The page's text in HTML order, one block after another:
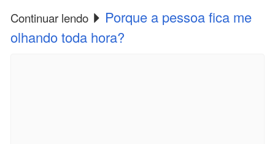
Continuar lendo
Porque a pessoa fica me
olhando toda hora?